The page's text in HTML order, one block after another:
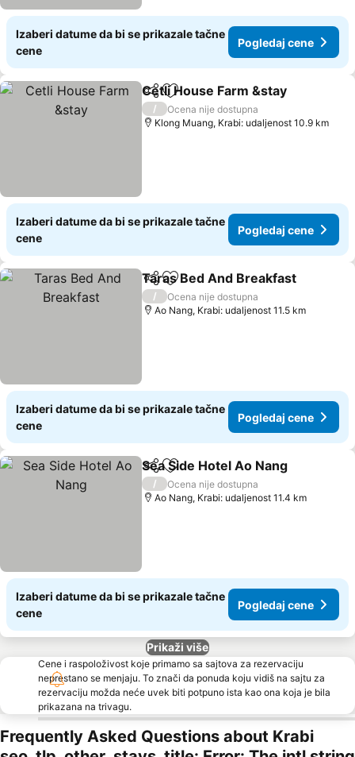
Izaberi datume da bi se prikazale tačne
cene
Pogledaj cene
Deli Dodati u favorite
Cetli House Farm &stay
/
Ocena nije dostupna
Klong Muang, Krabi: udaljenost 10.9 km
Izaberi datume da bi se prikazale tačne
cene
Pogledaj cene
Deli Dodati u favorite
Taras Bed And Breakfast
/
Ocena nije dostupna
Ao Nang, Krabi: udaljenost 11.5 km
Izaberi datume da bi se prikazale tačne
cene
Pogledaj cene
Deli Dodati u favorite
Sea Side Hotel Ao Nang
/
Ocena nije dostupna
Ao Nang, Krabi: udaljenost 11.4 km
Izaberi datume da bi se prikazale tačne
cene
Pogledaj cene
Prikaži više
Cene i raspoloživost koje primamo sa sajtova za rezervaciju
neprestano se menjaju. To znači da ponuda koju vidiš na sajtu za
rezervaciju možda neće uvek biti potpuno ista kao ona koja je bila
prikazana na trivagu.
Frequently Asked Questions about Krabi